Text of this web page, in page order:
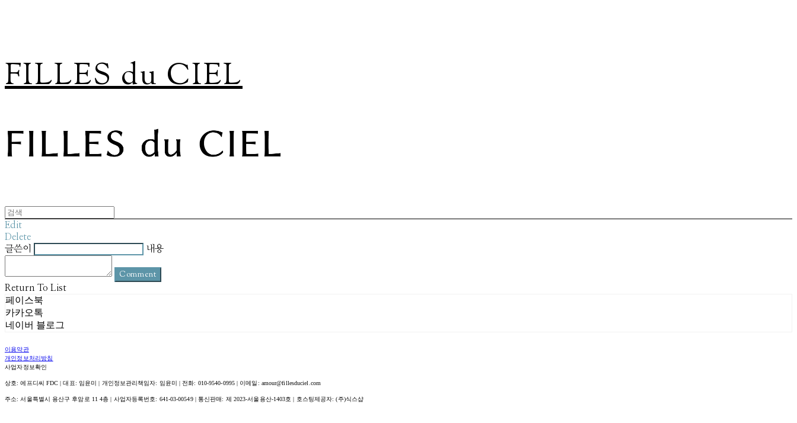
FILLES du CIEL
Edit
Delete
글쓴이
내용
Comment
Return To List
페이스북
카카오톡
네이버 블로그
이용약관
개인정보처리방침
사업자정보확인
상호: 에프디씨 FDC | 대표: 임윤미 | 개인정보관리책임자: 임윤미 | 전화: 010-9540-0995 | 이메일: amour@fillesduciel.com
주소: 서울특별시 용산구 후암로 11 4층 | 사업자등록번호: 641-03-00549| 통신판매: 제 2023-서울용산-1403호 | 호스팅제공자: (주)식스샵